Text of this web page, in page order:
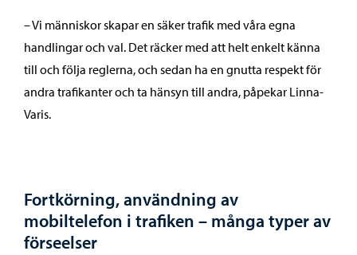
– Vi människor skapar en säker trafik med våra egna
handlingar och val. Det räcker med att helt enkelt känna
till och följa reglerna, och sedan ha en gnutta respekt för
andra trafikanter och ta hänsyn till andra, påpekar Linna-
Varis.
Fortkörning, användning av
mobiltelefon i trafiken – många typer av
förseelser